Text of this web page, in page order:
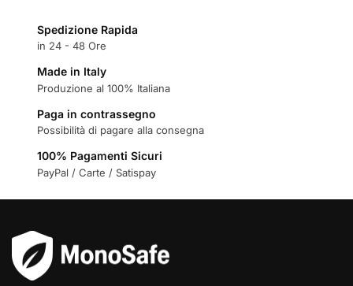
Spedizione Rapida
in 24 - 48 Ore
Made in Italy
Produzione al 100% Italiana
Paga in contrassegno
Possibilità di pagare alla consegna
100% Pagamenti Sicuri
PayPal / Carte / Satispay